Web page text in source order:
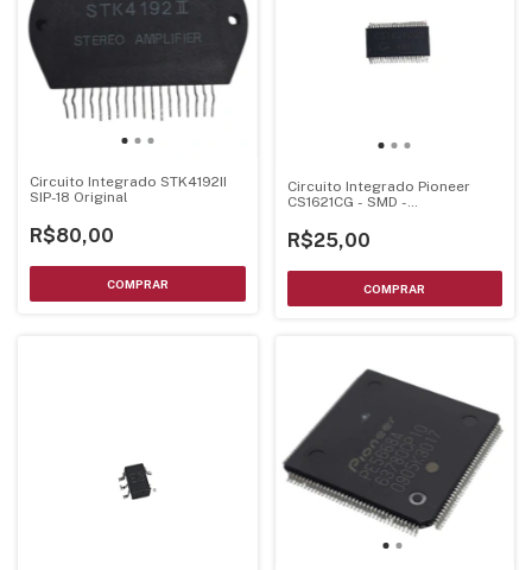
Circuito Integrado STK4192II
SIP-18 Original
R$80,00
Circuito Integrado Pioneer
CS1621CG - SMD -
R$25,00